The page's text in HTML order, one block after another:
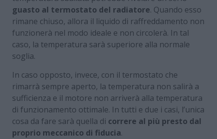
guasto al termostato del radiatore. Quando esso
rimane chiuso, allora il liquido di raffreddamento non
funzionerà nel modo ideale e non circolerà. In tal
caso, la temperatura sarà superiore alla normale
soglia.
In caso opposto, invece, con il termostato che
rimarrà sempre aperto, la temperatura non salirà a
sufficienza e il motore non arriverà alla temperatura
di funzionamento ottimale. In tutti e due i casi, l’unica
cosa da fare sarà quella di correre al più presto dal
proprio meccanico di fiducia.